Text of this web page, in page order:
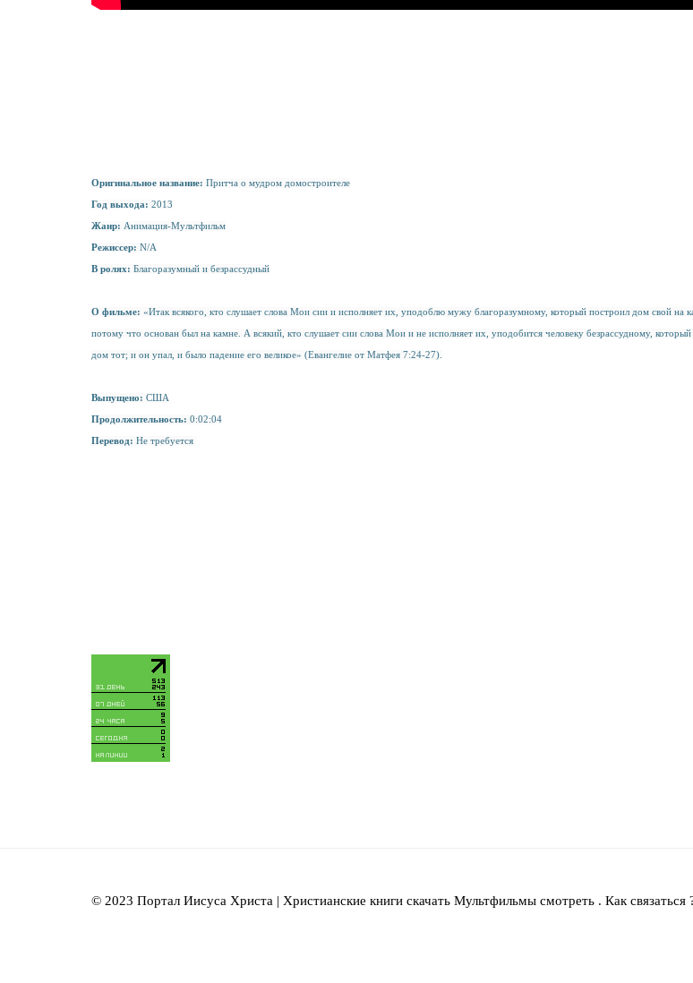
Оригинальное название: Притча о мудром домостроителе
Год выхода: 2013
Жанр: Анимация-Мультфильм
Режиссер: N/A
В ролях: Благоразумный и безрассудный
О фильме: «Итак всякого, кто слушает слова Мои сии и исполняет их, уподоблю мужу благоразумному, который построил дом свой на
потому что основан был на камне. А всякий, кто слушает сии слова Мои и не исполняет их, уподобится человеку безрассудному,
дом тот; и он упал, и было падение его великое» (Евангелие от Матфея 7:24-27).
Выпущено: США
Продолжительность: 0:02:04
Перевод: Не требуется
© 2023 Портал Иисуса Христа | Христианские книги скачать Мультфильмы смотреть . Как связаться